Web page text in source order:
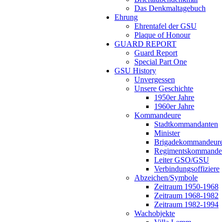
Das Denkmaltagebuch
Ehrung
Ehrentafel der GSU
Plaque of Honour
GUARD REPORT
Guard Report
Special Part One
GSU History
Unvergessen
Unsere Geschichte
1950er Jahre
1960er Jahre
Kommandeure
Stadtkommandanten
Minister
Leiter GSO/GSU
Verbindungsoffiziere
Abzeichen/Symbole
Zeitraum 1950-1968
Zeitraum 1968-1982
Zeitraum 1982-1994
Wachobjekte